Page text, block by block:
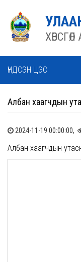
ҮНДСЭН ЦЭС
Албан хаагчдын
2024-11-19 00:00:00,
Албан хаагчдын